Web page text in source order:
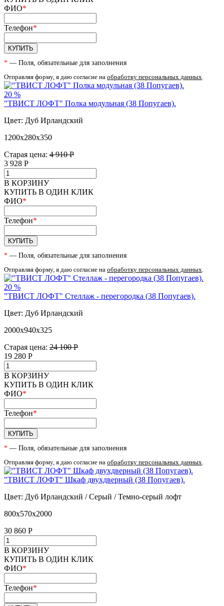
ФИО*
Телефон*
КУПИТЬ
* — Поля, обязательные для заполнения
Отправляя форму, я даю согласие на обработку персональных данных.
20 %
"ТВИСТ ЛОФТ" Полка модульная (38 Попугаев).
Цвет: Дуб Ирландский
1200х280х350
Старая цена: 4 910 Р
3 928 Р
В КОРЗИНУ
КУПИТЬ В ОДИН КЛИК
ФИО*
Телефон*
КУПИТЬ
* — Поля, обязательные для заполнения
Отправляя форму, я даю согласие на обработку персональных данных
20 %
"ТВИСТ ЛОФТ" Стеллаж - перегородка (38 Попугаев).
Цвет: Дуб Ирландский
2000х940х325
Старая цена: 24 100 Р
19 280 Р
В КОРЗИНУ
КУПИТЬ В ОДИН КЛИК
ФИО*
Телефон*
КУПИТЬ
* — Поля, обязательные для заполнения
Отправляя форму, я даю согласие на обработку персональных данных
"ТВИСТ ЛОФТ" Шкаф двухдверный (38 Попугаев).
Цвет: Дуб Ирландский / Серый / Темно-серый лофт
800х570х2000
30 860 Р
В КОРЗИНУ
КУПИТЬ В ОДИН КЛИК
ФИО*
Телефон*